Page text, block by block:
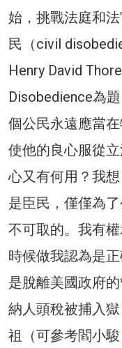
始，挑戰法庭和
民（civil
Henry David
Disobedience為
個公民永遠應當
使他的良心服從
心又有何用？我
是臣民，僅僅為
不可取的。我有
時候做我認為是
是脫離美國政府
納人頭稅被捕入
祖（可參考閻小